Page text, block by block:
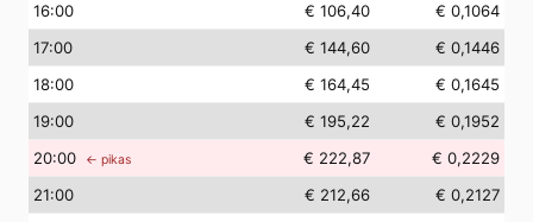
16:00 € 106,40
€ 0,1064
17:00 € 144,60
€ 0,1446
18:00 € 164,45
€ 0,1645
19:00 € 195,22
€ 0,1952
20:00 ← pikas € 222,87
€ 0,2229
21:00 € 212,66
€ 0,2127